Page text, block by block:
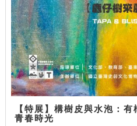
【特展】構樹皮與水泡：
青春時光